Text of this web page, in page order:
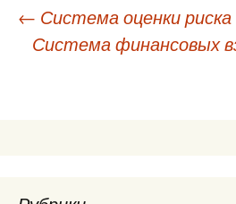
Навигация
← Система оценки риска
Система финансовых